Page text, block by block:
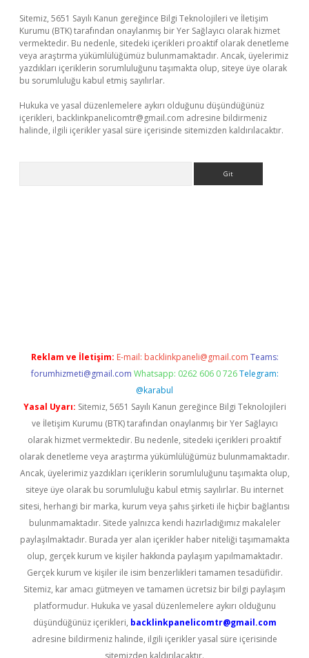
Sitemiz, 5651 Sayılı Kanun gereğince Bilgi Teknolojileri ve İletişim
Kurumu (BTK) tarafından onaylanmış bir Yer Sağlayıcı olarak hizmet
vermektedir. Bu nedenle, sitedeki içerikleri proaktif olarak denetleme
veya araştırma yükümlülüğümüz bulunmamaktadır. Ancak, üyelerimiz
yazdıkları içeriklerin sorumluluğunu taşımakta olup, siteye üye olarak
bu sorumluluğu kabul etmiş sayılırlar.
Hukuka ve yasal düzenlemelere aykırı olduğunu düşündüğünüz
içerikleri, backlinkpanelicomtr@gmail.com adresine bildirmeniz
halinde, ilgili içerikler yasal süre içerisinde sitemizden kaldırılacaktır.
Reklam ve İletişim: E-mail: backlinkpaneli@gmail.com Teams:
forumhizmeti@gmail.com Whatsapp: 0262 606 0 726 Telegram:
@karabul
Yasal Uyarı: Sitemiz, 5651 Sayılı Kanun gereğince Bilgi Teknolojileri
ve İletişim Kurumu (BTK) tarafından onaylanmış bir Yer Sağlayıcı
olarak hizmet vermektedir. Bu nedenle, sitedeki içerikleri proaktif
olarak denetleme veya araştırma yükümlülüğümüz bulunmamaktadır.
Ancak, üyelerimiz yazdıkları içeriklerin sorumluluğunu taşımakta olup,
siteye üye olarak bu sorumluluğu kabul etmiş sayılırlar. Bu internet
sitesi, herhangi bir marka, kurum veya şahıs şirketi ile hiçbir bağlantısı
bulunmamaktadır. Sitede yalnızca kendi hazırladığımız makaleler
paylaşılmaktadır. Burada yer alan içerikler haber niteliği taşımamakta
olup, gerçek kurum ve kişiler hakkında paylaşım yapılmamaktadır.
Gerçek kurum ve kişiler ile isim benzerlikleri tamamen tesadüfidir.
Sitemiz, kar amacı gütmeyen ve tamamen ücretsiz bir bilgi paylaşım
platformudur. Hukuka ve yasal düzenlemelere aykırı olduğunu
düşündüğünüz içerikleri, backlinkpanelicomtr@gmail.com
adresine bildirmeniz halinde, ilgili içerikler yasal süre içerisinde
sitemizden kaldırılacaktır.